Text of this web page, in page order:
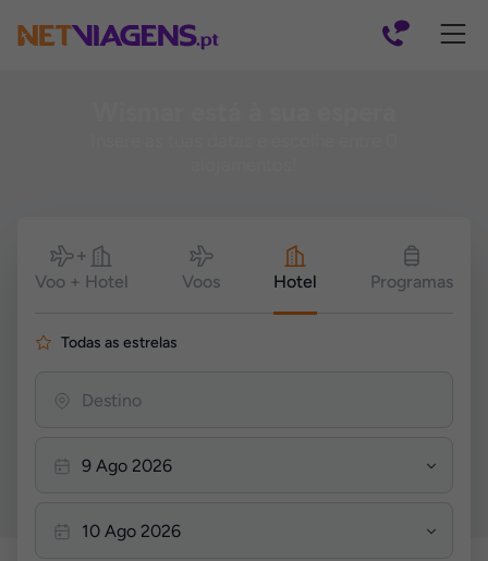
Pesquisar
Voo + Hotel Voos Hotel Programas
Todas as estrelas